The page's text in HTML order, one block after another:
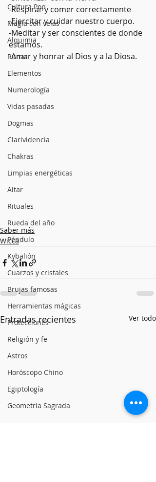
Cultura Pop
Magia con velas
Alquimia
Runas
Elementos
Numerología
Vidas pasadas
Dogmas
Clarividencia
Chakras
Limpias energéticas
Altar
Rituales
Rueda del año
Péndulo
Kybalión
Cuarzos y cristales
Brujas famosas
Herramientas mágicas
Protecciones
Religión y fe
Astros
Horóscopo Chino
Egiptología
Geometría Sagrada
-Respirar y comer correctamente
-Ejercitar y cuidar nuestro cuerpo.
-Meditar y ser conscientes de donde
estamos.
-Amar y honrar al Dios y a la Diosa.
Saber más
Wicca
Entradas recientes Ver todo